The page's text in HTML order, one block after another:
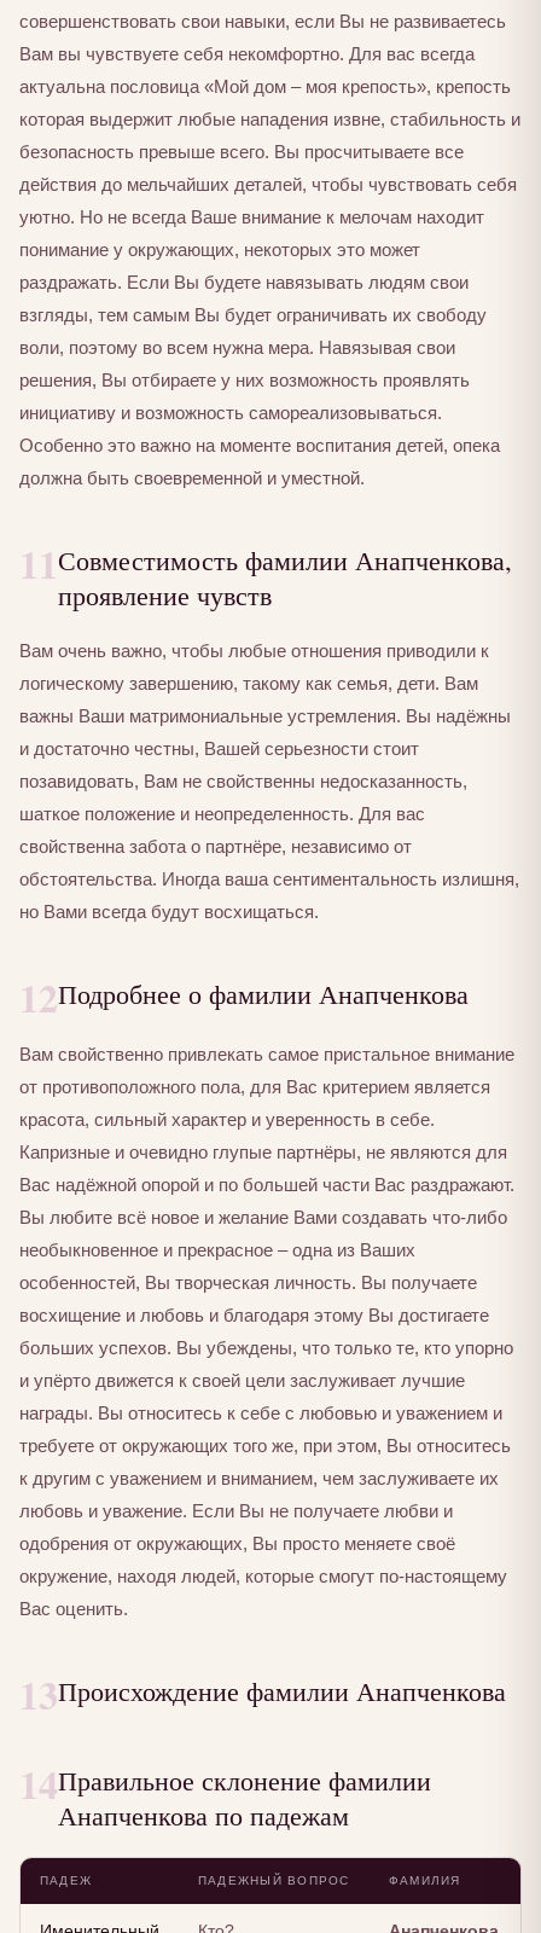
совершенствовать свои навыки, если Вы не развиваетесь
Вам вы чувствуете себя некомфортно. Для вас всегда
актуальна пословица «Мой дом – моя крепость», крепость
которая выдержит любые нападения извне, стабильность и
безопасность превыше всего. Вы просчитываете все
действия до мельчайших деталей, чтобы чувствовать себя
уютно. Но не всегда Ваше внимание к мелочам находит
понимание у окружающих, некоторых это может
раздражать. Если Вы будете навязывать людям свои
взгляды, тем самым Вы будет ограничивать их свободу
воли, поэтому во всем нужна мера. Навязывая свои
решения, Вы отбираете у них возможность проявлять
инициативу и возможность самореализовываться.
Особенно это важно на моменте воспитания детей, опека
должна быть своевременной и уместной.
11Совместимость фамилии Анапченкова,
проявление чувств
Вам очень важно, чтобы любые отношения приводили к
логическому завершению, такому как семья, дети. Вам
важны Ваши матримониальные устремления. Вы надёжны
и достаточно честны, Вашей серьезности стоит
позавидовать, Вам не свойственны недосказанность,
шаткое положение и неопределенность. Для вас
свойственна забота о партнёре, независимо от
обстоятельства. Иногда ваша сентиментальность излишня,
но Вами всегда будут восхищаться.
12Подробнее о фамилии Анапченкова
Вам свойственно привлекать самое пристальное внимание
от противоположного пола, для Вас критерием является
красота, сильный характер и уверенность в себе.
Капризные и очевидно глупые партнёры, не являются для
Вас надёжной опорой и по большей части Вас раздражают.
Вы любите всё новое и желание Вами создавать что-либо
необыкновенное и прекрасное – одна из Ваших
особенностей, Вы творческая личность. Вы получаете
восхищение и любовь и благодаря этому Вы достигаете
больших успехов. Вы убеждены, что только те, кто упорно
и упёрто движется к своей цели заслуживает лучшие
награды. Вы относитесь к себе с любовью и уважением и
требуете от окружающих того же, при этом, Вы относитесь
к другим с уважением и вниманием, чем заслуживаете их
любовь и уважение. Если Вы не получаете любви и
одобрения от окружающих, Вы просто меняете своё
окружение, находя людей, которые смогут по-настоящему
Вас оценить.
13Происхождение фамилии Анапченкова
14Правильное склонение фамилии
Анапченкова по падежам
ПАДЕЖ ПАДЕЖНЫЙ ВОПРОС ФАМИЛИЯ